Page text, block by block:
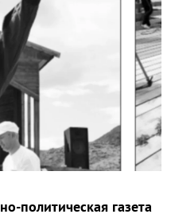
политическая газета